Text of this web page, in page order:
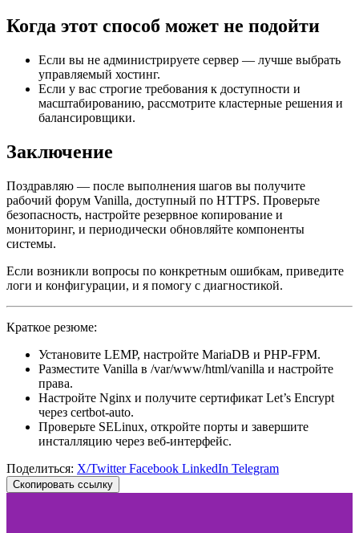
Когда этот способ может не подойти
Если вы не администрируете сервер — лучше выбрать
управляемый хостинг.
Если у вас строгие требования к доступности и
масштабированию, рассмотрите кластерные решения и
балансировщики.
Заключение
Поздравляю — после выполнения шагов вы получите
рабочий форум Vanilla, доступный по HTTPS. Проверьте
безопасность, настройте резервное копирование и
мониторинг, и периодически обновляйте компоненты
системы.
Если возникли вопросы по конкретным ошибкам, приведите
логи и конфигурации, и я помогу с диагностикой.
Краткое резюме:
Установите LEMP, настройте MariaDB и PHP-FPM.
Разместите Vanilla в /var/www/html/vanilla и настройте
права.
Настройте Nginx и получите сертификат Let’s Encrypt
через certbot-auto.
Проверьте SELinux, откройте порты и завершите
инсталляцию через веб-интерфейс.
Поделиться: X/TwitterFacebook LinkedIn Telegram
Скопировать ссылку